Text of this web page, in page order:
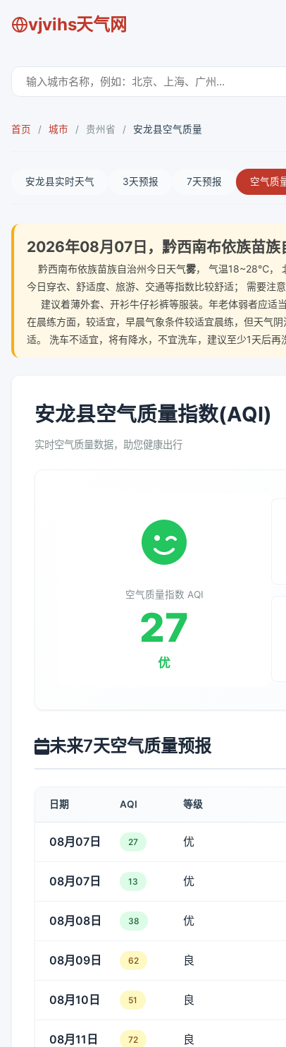
vjvihs天气网
首页 / 城市 / 贵州省 / 安龙县空气质量
安龙县实时天气 3天预报 7天预报 空气质
2026年08月07日，黔西南布依族苗族
黔西南布依族苗族自治州今日天气雾， 气温18~28℃，
今日穿衣、舒适度、旅游、交通等指数比较舒适； 需要注
建议着薄外套、开衫牛仔衫裤等服装。年老体弱者应适
在晨练方面，较适宜，早晨气象条件较适宜晨练，但天气
适。 洗车不适宜，将有降水，不宜洗车，建议至少1天后再
安龙县空气质量指数(AQI)
实时空气质量数据，助您健康出行
空气质量指数 AQI
27
优
未来7天空气质量预报
日期 AQI 等级
08月07日 27 优
08月07日 13 优
08月08日 38 优
08月09日 62 良
08月10日 51 良
08月11日 72 良